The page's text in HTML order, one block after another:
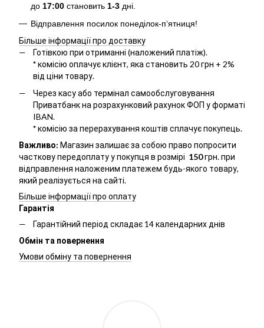
до 17:00 становить 1-3 дні.
Відправлення посилок понеділок-п‘ятниця!
Більше інформації про доставку
Готівкою при отриманні (наложений платіж).
*комісію оплачує клієнт, яка становить 20 грн + 2%
від ціни товару.
Через касу або термінал самообслуговування
Приватбанк на розрахунковий рахунок ФОП у форматі
IBAN.
*комісію за перерахування коштів сплачує покупець.
Важливо: Магазин залишає за собою право попросити
часткову передоплату у покупця в розмірі 150грн. при
відправлення наложеним платежем будь-якого товару,
який реалізується на сайті.
Більше інформації про оплату
Гарантія
Гарантійний період складає 14 календарних днів
Обмін та повернення
Умови обміну та повернення